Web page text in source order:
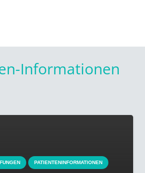
Informationen
PATIENTENINFORMATIONEN